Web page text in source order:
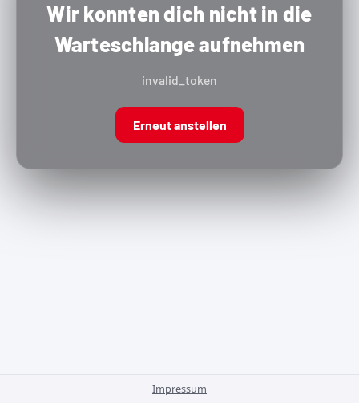
Wir konnten dich nicht in die
Warteschlange aufnehmen
invalid_token
Erneut anstellen
Impressum